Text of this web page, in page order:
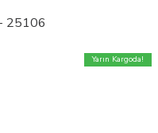
- 25106
Yarın Kargoda!